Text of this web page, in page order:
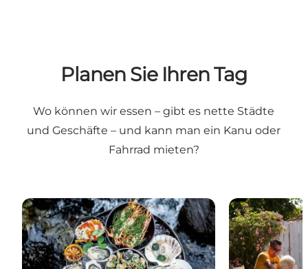
Planen Sie Ihren Tag
Wo können wir essen – gibt es nette Städte
und Geschäfte – und kann man ein Kanu oder
Fahrrad mieten?
Essen und Trinken auf Djursland Shopping